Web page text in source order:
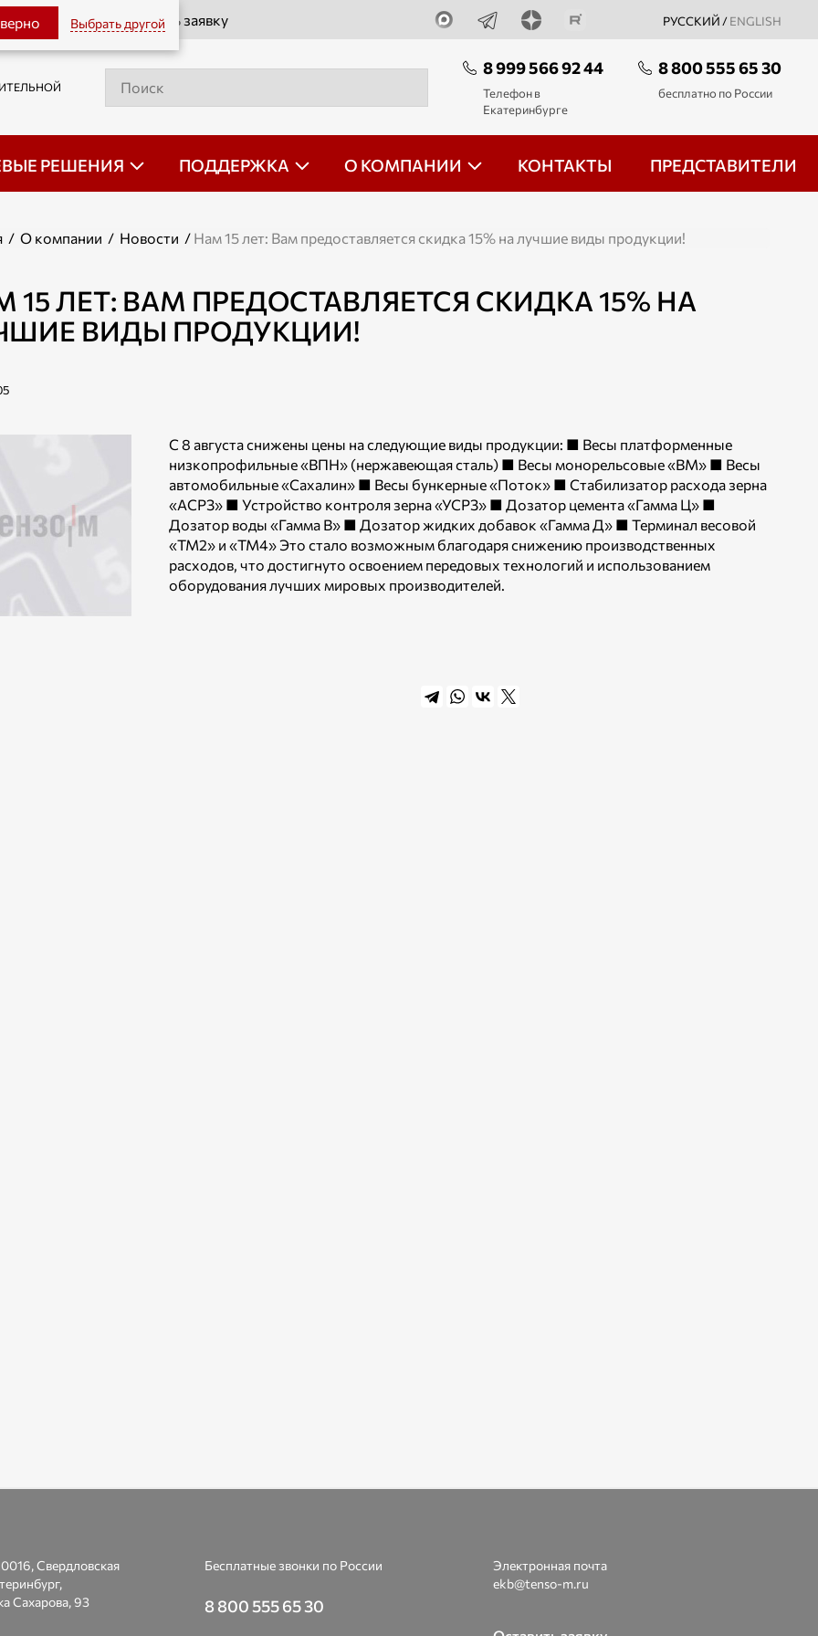
Выбрать другой РУССКИЙ / ENGLISH
Оставить заявку
8 999 566 92 44
Телефон в
Екатеринбурге
8 800 555 65 30
бесплатно по России
РЕШЕНИЯ ПОДДЕРЖКА О КОМПАНИИ КОНТАКТЫ ПРЕДСТАВИТЕЛИ
/ О компании / Новости / Нам 15 лет: Вам предоставляется скидка 15% на лучшие виды продукции!
15 ЛЕТ: ВАМ ПРЕДОСТАВЛЯЕТСЯ СКИДКА 15% НА
ВИДЫ ПРОДУКЦИИ!
С 8 августа снижены цены на следующие виды продукции: ■ Весы платформенные
низкопрофильные «ВПН» (нержавеющая сталь) ■ Весы монорельсовые «ВМ» ■ Весы
автомобильные «Сахалин» ■ Весы бункерные «Поток» ■ Стабилизатор расхода зерна
«АСРЗ» ■ Устройство контроля зерна «УСРЗ» ■ Дозатор цемента «Гамма Ц» ■
Дозатор воды «Гамма В» ■ Дозатор жидких добавок «Гамма Д» ■ Терминал весовой
«ТМ2» и «ТМ4» Это стало возможным благодаря снижению производственных
расходов, что достигнуто освоением передовых технологий и использованием
оборудования лучших мировых производителей.
Свердловская
Сахарова, 93
Бесплатные звонки по России
8 800 555 65 30
Электронная почта
ekb@tenso-m.ru